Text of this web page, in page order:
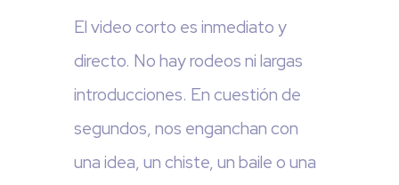
El video corto es inmediato y
directo. No hay rodeos ni largas
introducciones. En cuestión de
segundos, nos enganchan con
una idea, un chiste, un baile o una